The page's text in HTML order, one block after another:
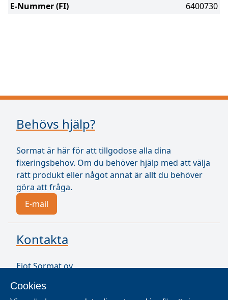
Cookies
E-Nummer (FI)
6400730
Behövs hjälp?
Sormat är här för att tillgodose alla dina
fixeringsbehov. Om du behöver hjälp med att välja
rätt produkt eller något annat är allt du behöver
göra att fråga.
E-mail
Kontakta
Ejot Sormat oy
21250 Masku